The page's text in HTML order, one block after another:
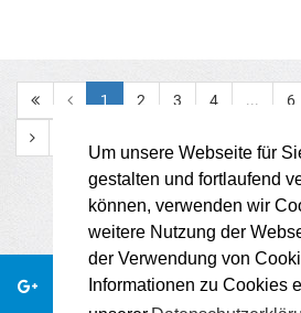
Um unsere Webseite für
gestalten und fortlaufend
können, verwenden wir
weitere Nutzung der
der Verwendung von
Informationen zu Cookies
1 2 3 4 ... 6